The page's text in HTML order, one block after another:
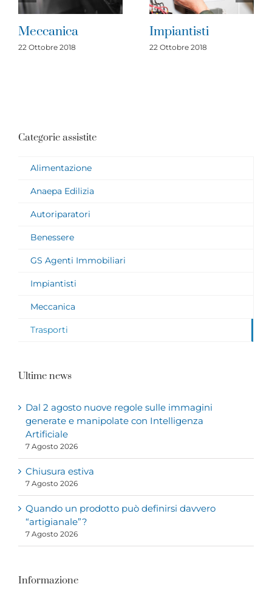
Meccanica
22 Ottobre 2018
Impiantisti
22 Ottobre 2018
Categorie assistite
Alimentazione
Anaepa Edilizia
Autoriparatori
Benessere
GS Agenti Immobiliari
Impiantisti
Meccanica
Trasporti
Ultime news
Dal 2 agosto nuove regole sulle immagini
generate e manipolate con Intelligenza
Artificiale
7 Agosto 2026
Chiusura estiva
7 Agosto 2026
Quando un prodotto può definirsi davvero
“artigianale”?
7 Agosto 2026
Informazione